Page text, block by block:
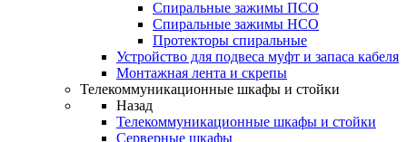
Спиральные зажимы ПСО
Спиральные зажимы НСО
Протекторы спиральные
Устройство для подвеса муфт и запаса кабеля
Монтажная лента и скрепы
Телекоммуникационные шкафы и стойки
Назад
Телекоммуникационные шкафы и стойки
Серверные шкафы